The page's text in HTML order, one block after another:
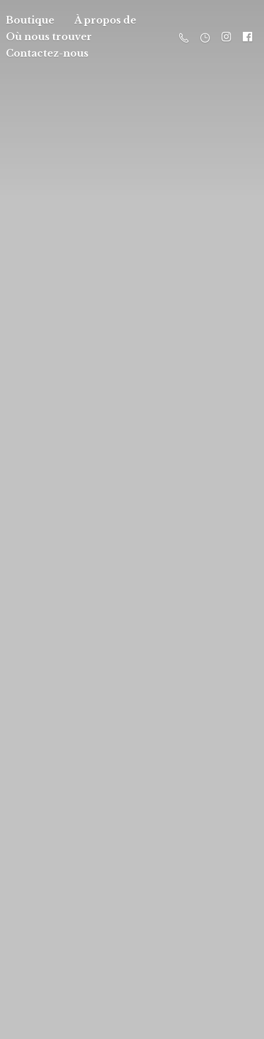
Boutique
À propos de
Où nous trouver
Contactez-nous